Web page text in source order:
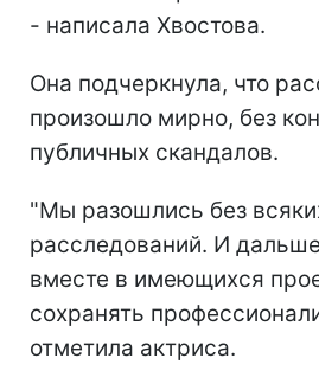
- написала Хвостова.
Она подчеркнула, что
произошло мирно, без
публичных скандалов.
"Мы разошлись без
расследований. И
вместе в имеющихся
сохранять
отметила актриса.